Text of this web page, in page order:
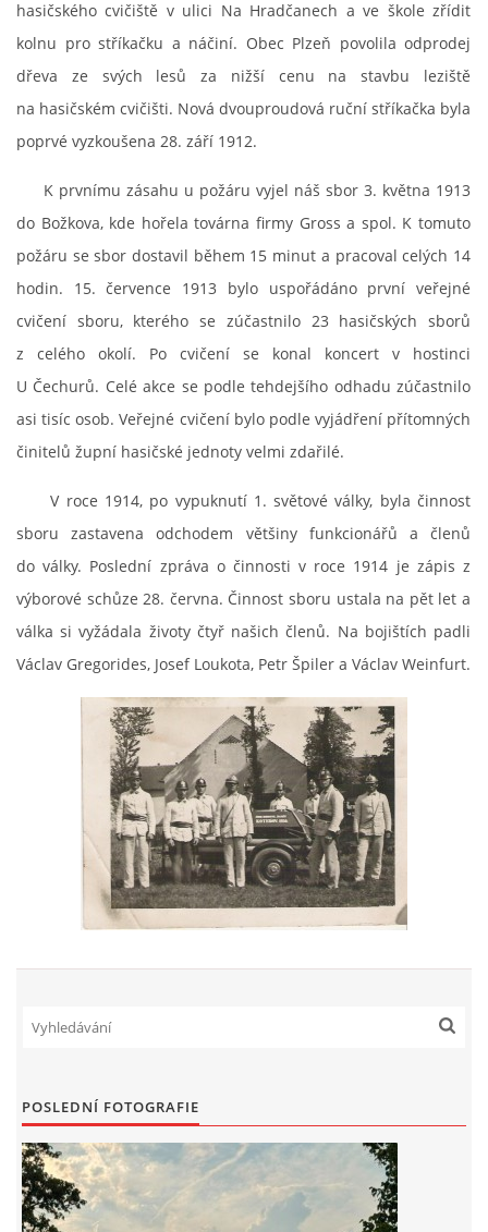
hasičského cvičiště v ulici Na Hradčanech a ve škole zřídit
kolnu pro stříkačku a náčiní. Obec Plzeň povolila odprodej
dřeva ze svých lesů za nižší cenu na stavbu leziště
na hasičském cvičišti. Nová dvouproudová ruční stříkačka byla
poprvé vyzkoušena 28. září 1912.
K prvnímu zásahu u požáru vyjel náš sbor 3. května 1913
do Božkova, kde hořela továrna firmy Gross a spol. K tomuto
požáru se sbor dostavil během 15 minut a pracoval celých 14
hodin. 15. července 1913 bylo uspořádáno první veřejné
cvičení sboru, kterého se zúčastnilo 23 hasičských sborů
z celého okolí. Po cvičení se konal koncert v hostinci
U Čechurů. Celé akce se podle tehdejšího odhadu zúčastnilo
asi tisíc osob. Veřejné cvičení bylo podle vyjádření přítomných
činitelů župní hasičské jednoty velmi zdařilé.
V roce 1914, po vypuknutí 1. světové války, byla činnost
sboru zastavena odchodem většiny funkcionářů a členů
do války. Poslední zpráva o činnosti v roce 1914 je zápis z
výborové schůze 28. června. Činnost sboru ustala na pět let a
válka si vyžádala životy čtyř našich členů. Na bojištích padli
Václav Gregorides, Josef Loukota, Petr Špiler a Václav Weinfurt.
POSLEDNÍ FOTOGRAFIE